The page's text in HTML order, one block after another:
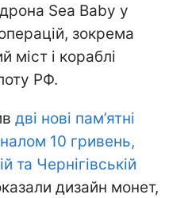
Sea Baby у
зокрема
міст і кораблі
РФ.
дві нові пам’ятні
10 гривень,
та Чернігівській
дизайн монет,